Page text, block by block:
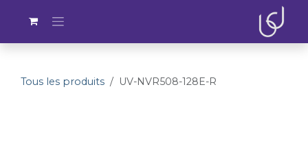
Tous les produits UV-NVR508-128E-R